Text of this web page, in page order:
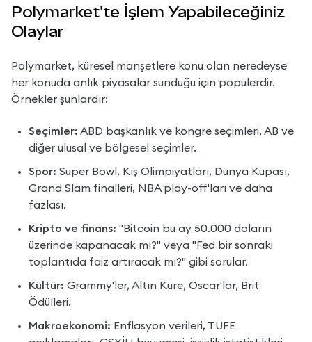
Polymarket'te İşlem Yapabileceğiniz
Olaylar
Polymarket, küresel manşetlere konu olan neredeyse
her konuda anlık piyasalar sunduğu için popülerdir.
Örnekler şunlardır:
Seçimler: ABD başkanlık ve kongre seçimleri, AB ve
diğer ulusal ve bölgesel seçimler.
Spor: Super Bowl, Kış Olimpiyatları, Dünya Kupası,
Grand Slam finalleri, NBA play-off'ları ve daha
fazlası.
Kripto ve finans: "Bitcoin bu ay 50.000 doların
üzerinde kapanacak mı?" veya "Fed bir sonraki
toplantıda faiz artıracak mı?" gibi sorular.
Kültür: Grammy'ler, Altın Küre, Oscar'lar, Brit
Ödülleri.
Makroekonomi: Enflasyon verileri, TÜFE